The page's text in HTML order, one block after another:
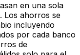
en una sola
Los ahorros se
incluyendo
por cada banco
de